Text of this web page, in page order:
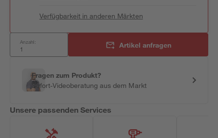
Verfügbarkeit in anderen Märkten
Anzahl: Artikel anfragen
Fragen zum Produkt?
Sofort-Videoberatung aus dem Markt
Unsere passenden Services